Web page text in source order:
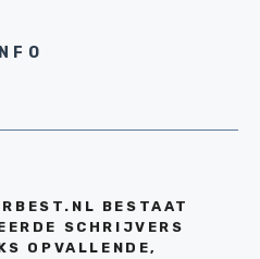
BESTAAT
SCHRIJVERS
OPVALLENDE,